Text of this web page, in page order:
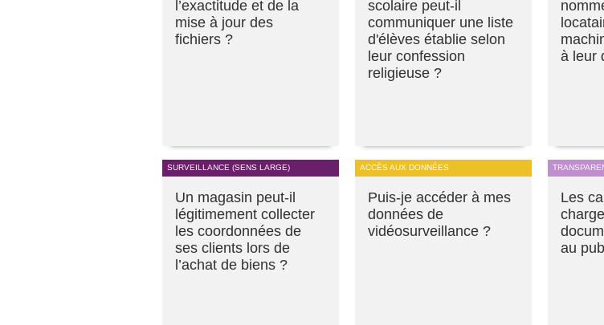
l’exactitude et de la
mise à jour des
fichiers ?
scolaire peut-il
communiquer une liste
d'élèves établie selon
leur confession
religieuse ?
à leur
SURVEILLANCE (SENS LARGE)
Un magasin peut-il
légitimement collecter
les coordonnées de
ses clients lors de
l’achat de biens ?
ACCÈS AUX DONNÉES
Puis-je accéder à mes
données de
vidéosurveillance ?
Les
au